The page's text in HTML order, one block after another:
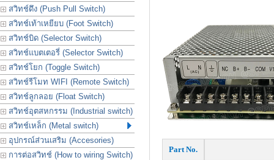
สวิทช์ดึง (Push Pull Switch)
สวิทช์เท้าเหยียบ (Foot Switch)
สวิทช์บิด (Selector Switch)
สวิทช์แบตเตอรี่ (Selector Switch)
สวิทช์โยก (Toggle Switch)
สวิทช์รีโมท WIFI (Remote Switch)
สวิทช์ลูกลอย (Float Switch)
สวิทช์อุตสหกรรม (Industrial switch)
สวิทช์เหล็ก (Metal switch)
อุปกรณ์ส่วนเสริม (Accesories)
การต่อสวิทช์ (How to wiring Switch)
Part No.